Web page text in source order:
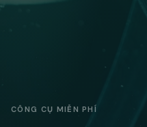
CÔNG CỤ MIỄN PHÍ